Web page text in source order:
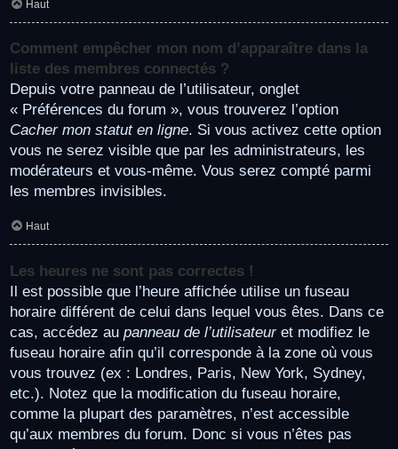
Haut
Comment empêcher mon nom d’apparaître dans la
liste des membres connectés ?
Depuis votre panneau de l’utilisateur, onglet
« Préférences du forum », vous trouverez l’option
Cacher mon statut en ligne. Si vous activez cette option
vous ne serez visible que par les administrateurs, les
modérateurs et vous-même. Vous serez compté parmi
les membres invisibles.
Haut
Les heures ne sont pas correctes !
Il est possible que l’heure affichée utilise un fuseau
horaire différent de celui dans lequel vous êtes. Dans ce
cas, accédez au panneau de l’utilisateuret modifiez le
fuseau horaire afin qu’il corresponde à la zone où vous
vous trouvez (ex : Londres, Paris, New York, Sydney,
etc.). Notez que la modification du fuseau horaire,
comme la plupart des paramètres, n’est accessible
qu’aux membres du forum. Donc si vous n’êtes pas